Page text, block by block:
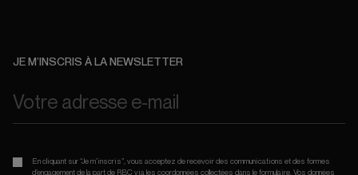
JE M’INSCRIS À LA NEWSLETTER
En cliquant sur “Je m’inscris”, vous acceptez de recevoir des communications et des formes
d’engagement de la part de RBC via les coordonnées collectées dans le formulaire. Vos données